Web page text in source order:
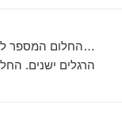
…החלום המספר
הרגלים ישנים.